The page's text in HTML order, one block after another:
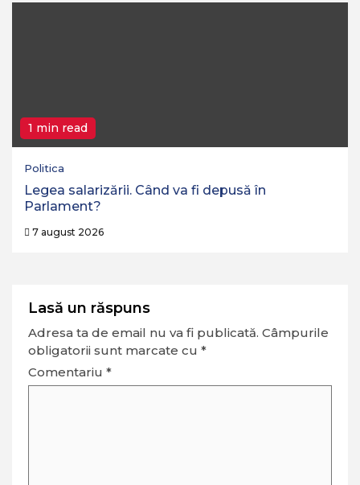
1 min read
Politica
Legea salarizării. Când va fi depusă în
Parlament?
7 august 2026
Lasă un răspuns
Adresa ta de email nu va fi publicată. Câmpurile
obligatorii sunt marcate cu *
Comentariu *